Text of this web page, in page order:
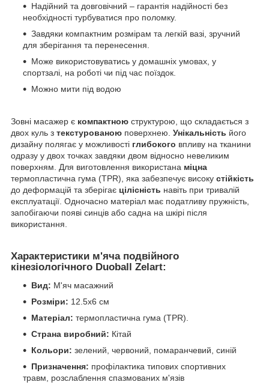
Надійний та довговічний – гарантія надійності без
необхідності турбуватися про поломку.
Завдяки компактним розмірам та легкій вазі, зручний
для зберігання та перенесення.
Може використовуватись у домашніх умовах, у
спортзалі, на роботі чи під час поїздок.
Можно мити під водою
Зовні масажер є компактною структурою, що складається з
двох куль з текстурованою поверхнею. Унікальність його
дизайну полягає у можливості глибокого впливу на тканини
одразу у двох точках завдяки двом відносно невеликим
поверхням. Для виготовлення використана міцна
термопластична гума (TPR), яка забезпечує високу стійкість
до деформацій та зберігає цілісність навіть при тривалій
експлуатації. Одночасно матеріал має податливу пружність,
запобігаючи появі синців або садна на шкірі після
використання.
Характеристики м'яча подвійного
кінезіологічного Duoball Zelart:
Вид: М'яч масажний
Розміри: 12.5x6 см
Матеріал: термопластична гума (TPR).
Страна виробний: Кітай
Кольори: зелений, червоний, помаранчевий, синій
Призначення: профілактика типових спортивних
травм, розслаблення спазмованих м'язів